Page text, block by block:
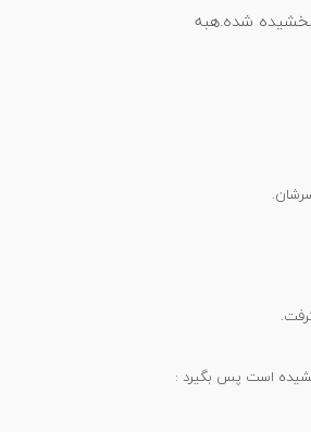
شده.هبه
است پس بگیرد :